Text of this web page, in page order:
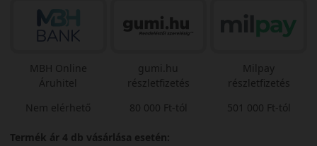
MBH Online
Áruhitel
Nem elérhető
gumi.hu
részletfizetés
80 000 Ft-tól
Milpay
részletfizetés
501 000 Ft-tól
Termék ár 4 db vásárlása esetén: